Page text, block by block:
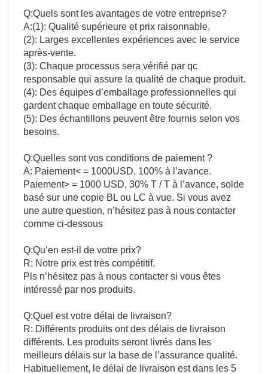
Q:Quels sont les avantages de votre entreprise?
A:(1): Qualité supérieure et prix raisonnable.
(2): Larges excellentes expériences avec le service
après-vente.
(3): Chaque processus sera vérifié par qc
responsable qui assure la qualité de chaque produit.
(4): Des équipes d’emballage professionnelles qui
gardent chaque emballage en toute sécurité.
(5): Des échantillons peuvent être fournis selon vos
besoins.
Q:Quelles sont vos conditions de paiement ?
A: Paiement< = 1000USD, 100% à l’avance.
Paiement> = 1000 USD, 30% T / T à l’avance, solde
basé sur une copie BL ou LC à vue. Si vous avez
une autre question, n’hésitez pas à nous contacter
comme ci-dessous
Q:Qu’en est-il de votre prix?
R: Notre prix est très compétitif.
Pls n’hésitez pas à nous contacter si vous êtes
intéressé par nos produits.
Q:Quel est votre délai de livraison?
R: Différents produits ont des délais de livraison
différents. Les produits seront livrés dans les
meilleurs délais sur la base de l’assurance qualité.
Habituellement, le délai de livraison est dans les 5